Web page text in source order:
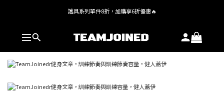
全館 $1,380 即享免運
護具系列單件8折，加購享6折優惠🔥
全館 $1,380 即享免運